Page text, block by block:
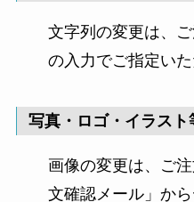
文字列の変更は、
の入力でご指定いた
写真・ロゴ・イラス
画像の変更は、ご
文確認メール」か